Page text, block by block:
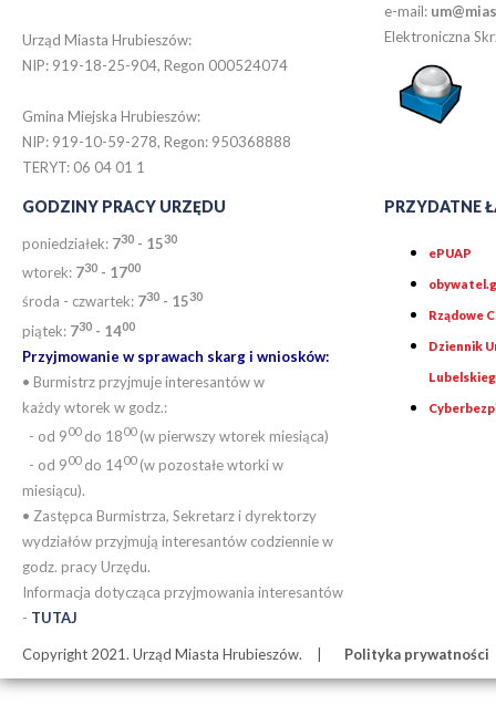
Urząd Miasta Hrubieszów:
NIP: 919-18-25-904, Regon 000524074
Gmina Miejska Hrubieszów:
NIP: 919-10-59-278, Regon: 950368888
TERYT: 06 04 01 1
e-mail:
Elektroniczna
GODZINY PRACY URZĘDU
poniedziałek: 730 - 1530
wtorek: 730 - 1700
środa - czwartek: 730 - 1530
piątek: 730 - 1400
Przyjmowanie w sprawach skarg i wniosków:
• Burmistrz przyjmuje interesantów w
każdy wtorek w godz.:
- od 900do 1800(w pierwszy wtorek miesiąca)
- od 900do 1400(w pozostałe wtorki w
miesiącu).
• Zastępca Burmistrza, Sekretarz i dyrektorzy
wydziałów przyjmują interesantów codziennie w
godz. pracy Urzędu.
Informacja dotycząca przyjmowania interesantów
- TUTAJ
PRZYDATNE
ePUAP
Rządowe
Dziennik
Copyright 2021. Urząd Miasta Hrubieszów. Polityka prywatności